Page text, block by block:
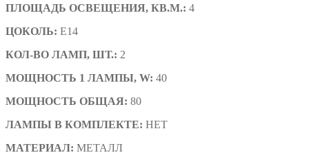
ПЛОЩАДЬ ОСВЕЩЕНИЯ, КВ.М.: 4
ЦОКОЛЬ: E14
КОЛ-ВО ЛАМП, ШТ.: 2
МОЩНОСТЬ 1 ЛАМПЫ, W: 40
МОЩНОСТЬ ОБЩАЯ: 80
ЛАМПЫ В КОМПЛЕКТЕ: НЕТ
МАТЕРИАЛ: МЕТАЛЛ